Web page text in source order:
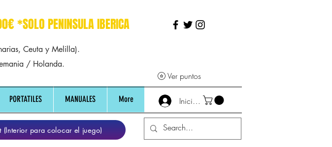
*SOLO PENINSULA IBERICA
Ceuta y Melilla).
/ Holanda.
Ver puntos
PORTATILES MANUALES More Iniciar sesión
(Interior para colocar el juego)